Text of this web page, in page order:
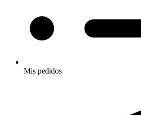
Mis pedidos